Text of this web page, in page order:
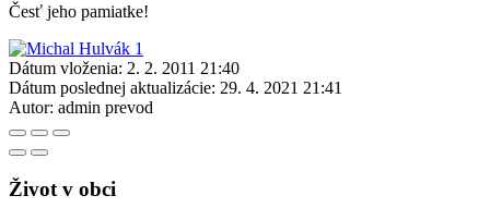
Česť jeho pamiatke!
Dátum vloženia: 2. 2. 2011 21:40
Dátum poslednej aktualizácie: 29. 4. 2021 21:41
Autor: admin prevod
Život v obci